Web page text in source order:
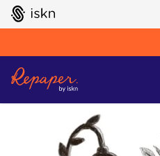
GO TO ISKN HOME